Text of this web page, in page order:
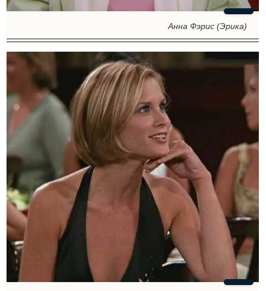
Анна Фэрис (Эрика)